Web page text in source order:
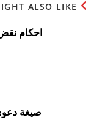
ALSO LIKE
احكام
صيغة